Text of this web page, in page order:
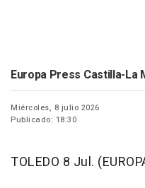
Europa Press Castilla-La
Miércoles, 8 julio 2026
Publicado: 18:30
TOLEDO 8 Jul.